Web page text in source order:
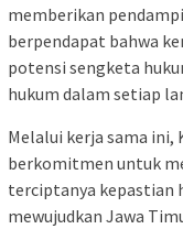
memberikan
berpendapat bahwa
potensi sengketa
hukum dalam setiap
Melalui kerja sama
berkomitmen untuk
terciptanya kepastian
mewujudkan Jawa